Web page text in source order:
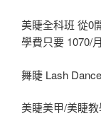
美睫全科班 從0
學費只要 1070/
舞睫 Lash
美睫美甲/美睫